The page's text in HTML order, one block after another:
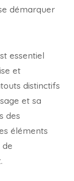
démarquer
essentiel
et
distinctifs
et sa
des
éléments
de